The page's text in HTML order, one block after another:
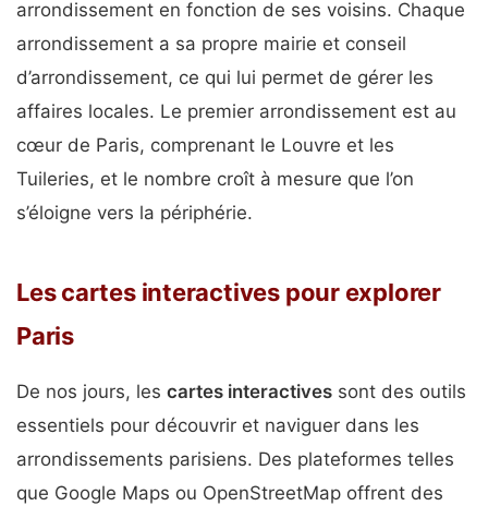
arrondissement en fonction de ses voisins. Chaque
arrondissement a sa propre mairie et conseil
d’arrondissement, ce qui lui permet de gérer les
affaires locales. Le premier arrondissement est au
cœur de Paris, comprenant le Louvre et les
Tuileries, et le nombre croît à mesure que l’on
s’éloigne vers la périphérie.
Les cartes interactives pour explorer
Paris
De nos jours, les cartes interactives sont des outils
essentiels pour découvrir et naviguer dans les
arrondissements parisiens. Des plateformes telles
que Google Maps ou OpenStreetMap offrent des